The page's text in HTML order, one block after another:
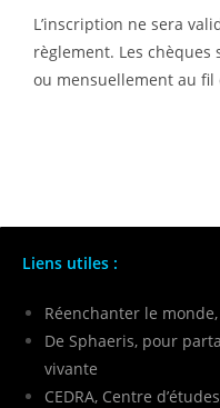
L’inscription ne sera
règlement. Les
ou mensuellement au
Liens utiles :
Réenchanter le
De Sphaeris, pour
vivante
CEDRA, Centre